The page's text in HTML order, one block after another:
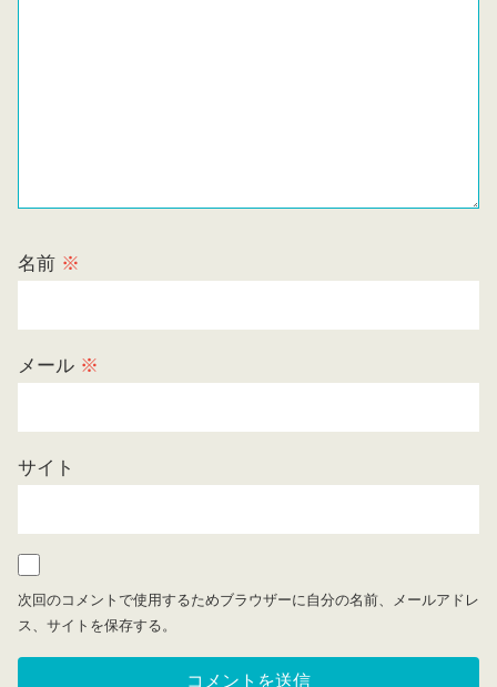
名前 ※
メール ※
サイト
次回のコメントで使用するためブラウザーに自分の名前、メールアドレ
ス、サイトを保存する。